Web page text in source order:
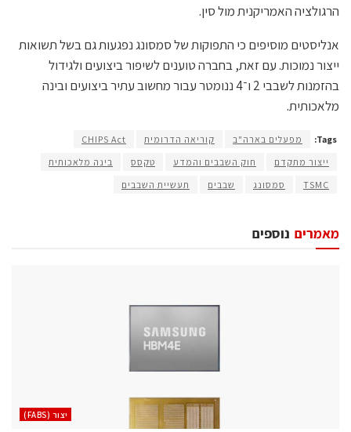
הרגולציה האמריקנית מול סין.
אנליסטים מוסיפים כי התפוקות של סמסונג נפגעות גם בשל תשואות
ייצור נמוכות. עם זאת, בחברה טוענים לשיפור ביצועים ולגידול
בהזמנות לשבבי 2 ו־4 ננומטר עבור מחשוב עתיר ביצועים ובינה
מלאכותית.
Tags: מפעלים בארה"ב קוריאה הדרומית
CHIPS Act
ייצור מתקדם
חוק השבבים והמדע טקסס
בינה מלאכותית
TSMC
סמסונג שבבים תעשיית השבבים
נוספים מאמרים
‫יצור (‪(FABS‬‬